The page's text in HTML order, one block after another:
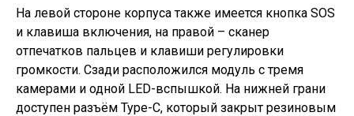
На левой стороне корпуса также имеется кнопка SOS
и клавиша включения, на правой – сканер
отпечатков пальцев и клавиши регулировки
громкости. Сзади расположился модуль с тремя
камерами и одной LED-вспышкой. На нижней грани
доступен разъём Type-C, который закрыт резиновым